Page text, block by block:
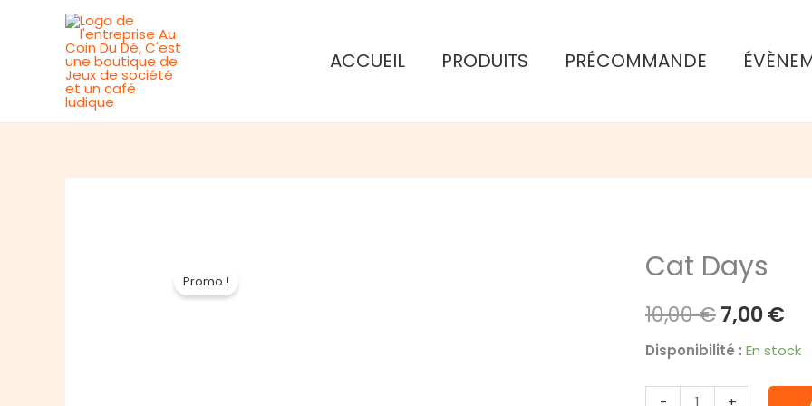
ACCUEIL PRODUITS PRÉCOMMANDE
Promo ! Cat Days
10,00€Le
prix
initial
7,00€
prix
Disponibilité : En stock
quantité